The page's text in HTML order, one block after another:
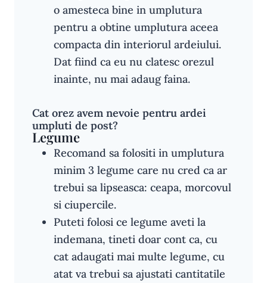
o amesteca bine in umplutura
pentru a obtine umplutura aceea
compacta din interiorul ardeiului.
Dat fiind ca eu nu clatesc orezul
inainte, nu mai adaug faina.
Cat orez avem nevoie pentru ardei
umpluti de post?
Legume
Recomand sa folositi in umplutura
minim 3 legume care nu cred ca ar
trebui sa lipseasca: ceapa, morcovul
si ciupercile.
Puteti folosi ce legume aveti la
indemana, tineti doar cont ca, cu
cat adaugati mai multe legume, cu
atat va trebui sa ajustati cantitatile